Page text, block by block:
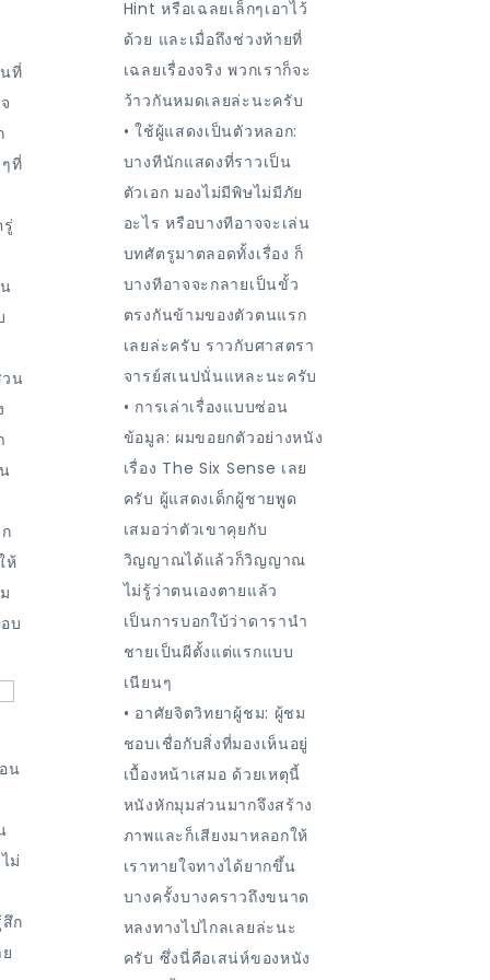
ที่
ที่
น
ห้
บ
น
ม่
ก
Hint หรือเฉลยเล็กๆเอาไว้
ด้วย และเมื่อถึงช่วงท้ายที่
เฉลยเรื่องจริง พวกเราก็จะ
ว้าวกันหมดเลยล่ะนะครับ
• ใช้ผู้แสดงเป็นตัวหลอก:
บางทีนักแสดงที่ราวเป็น
ตัวเอก มองไม่มีพิษไม่มีภัย
อะไร หรือบางทีอาจจะเล่น
บทศัตรูมาตลอดทั้งเรื่อง ก็
บางทีอาจจะกลายเป็นขั้ว
ตรงกันข้ามของตัวตนแรก
เลยล่ะครับ ราวกับศาสตรา
จารย์สเนปนั่นแหละนะครับ
• การเล่าเรื่องแบบซ่อน
ข้อมูล: ผมขอยกตัวอย่างหนัง
เรื่อง The Six Sense เลย
ครับ ผู้แสดงเด็กผู้ชายพูด
เสมอว่าตัวเขาคุยกับ
วิญญาณได้แล้วก็วิญญาณ
ไม่รู้ว่าตนเองตายแล้ว
เป็นการบอกใบ้ว่าดารานำ
ชายเป็นผีตั้งแต่แรกแบบ
เนียนๆ
• อาศัยจิตวิทยาผู้ชม: ผู้ชม
ชอบเชื่อกับสิ่งที่มองเห็นอยู่
เบื้องหน้าเสมอ ด้วยเหตุนี้
หนังหักมุมส่วนมากจึงสร้าง
ภาพและก็เสียงมาหลอกให้
เราทายใจทางได้ยากขึ้น
บางครั้งบางคราวถึงขนาด
หลงทางไปไกลเลยล่ะนะ
ครับ ซึ่งนี่คือเสน่ห์ของหนัง